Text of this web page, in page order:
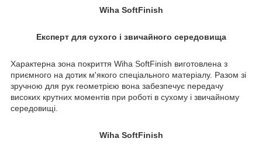
Wiha SoftFinish
Експерт для сухого і звичайного середовища
Характерна зона покриття Wiha SoftFinish виготовлена з
приємного на дотик м'якого спеціального матеріалу. Разом зі
зручною для рук геометрією вона забезпечує передачу
високих крутних моментів при роботі в сухому і звичайному
середовищі.
Wiha SoftFinish